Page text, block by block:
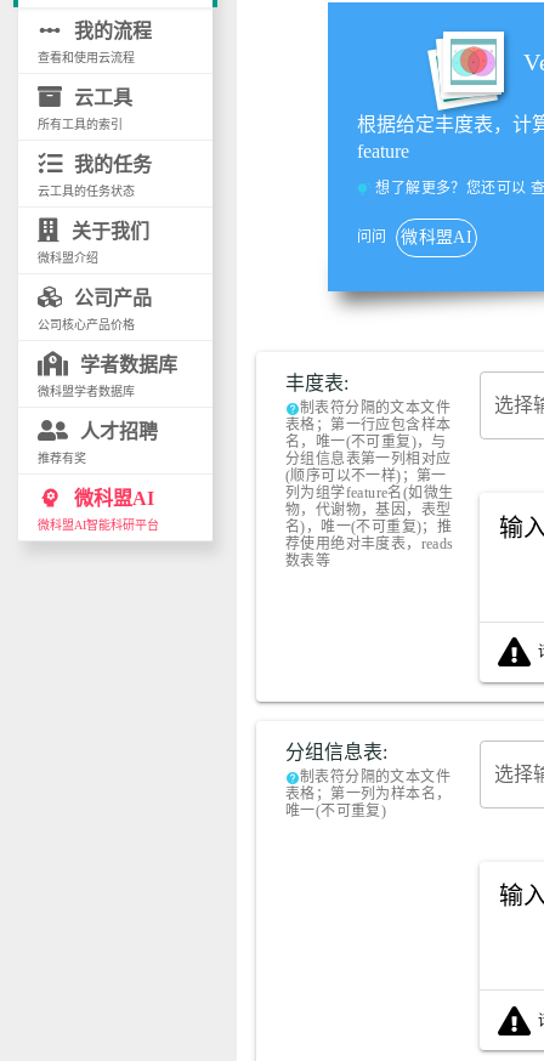
linear_scale 我的流程
查看和使用云流程
云工具
所有工具的索引
我的任务
云工具的任务状态
关于我们
微科盟介绍
公司产品
公司核心产品价格
学者数据库
微科盟学者数据库
人才招聘
推荐有奖
psychology 微科盟AI
微科盟AI智能科研平台
根据给定丰度表，计
feature
tips_and_updates 想了解更多？您还可以
问问 微科盟AI
丰度表:
help制表符分隔的文本文件
表格；第一行应包含样本
名，唯一(不可重复)，与
分组信息表第一列相对应
(顺序可以不一样)；第一
列为组学feature名(如微生
物，代谢物，基因，表型
名)，唯一(不可重复)；推
荐使用绝对丰度表，reads
数表等
选择
输
分组信息表:
help制表符分隔的文本文件
表格；第一列为样本名，
唯一(不可重复)
选择
输